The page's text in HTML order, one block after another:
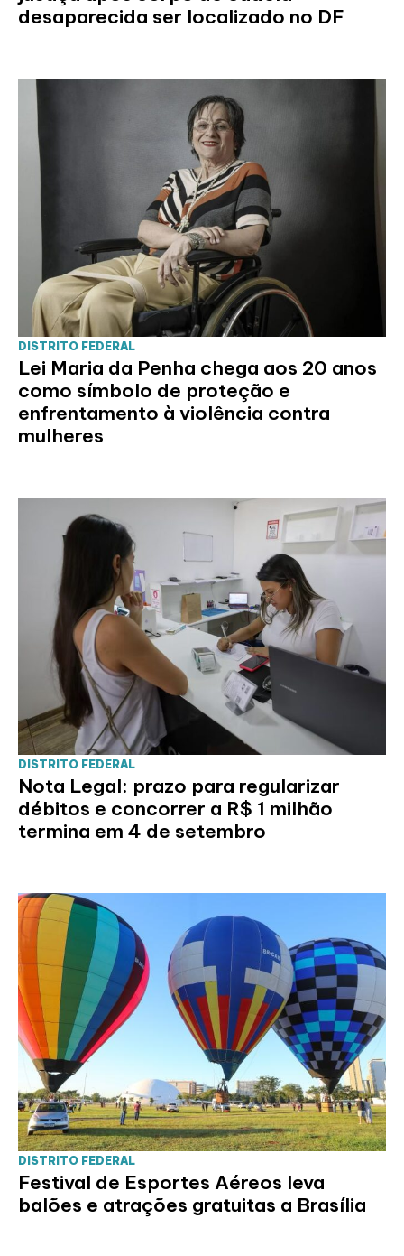
desaparecida ser localizado no DF
DISTRITO FEDERAL
Lei Maria da Penha chega aos 20 anos
como símbolo de proteção e
enfrentamento à violência contra
mulheres
DISTRITO FEDERAL
Nota Legal: prazo para regularizar
débitos e concorrer a R$ 1 milhão
termina em 4 de setembro
DISTRITO FEDERAL
Festival de Esportes Aéreos leva
balões e atrações gratuitas a Brasília